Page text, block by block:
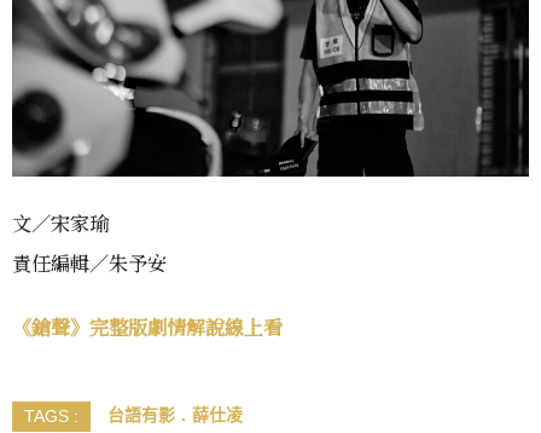
文／宋家瑜
責任編輯／朱予安
《鎗聲》完整版劇情解說線上看
TAGS : 台語有影 薛仕凌